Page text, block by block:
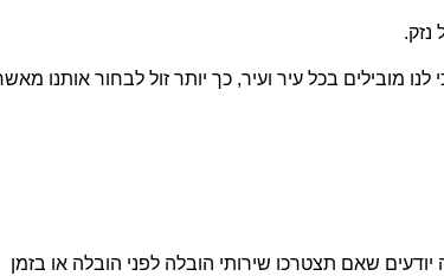
נזק.
לנו מובילים בכל עיר ועיר, כך יותר זול לבחור אותנו
שאם תצטרכו שירותי הובלה לפני הובלה או בזמן